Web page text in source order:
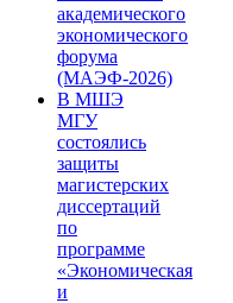
академического
экономического
форума
(МАЭФ-2026)
В МШЭ
МГУ
состоялись
защиты
магистерских
диссертаций
по
программе
«Экономическая
и